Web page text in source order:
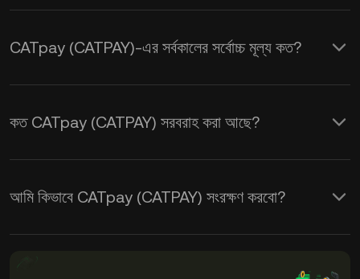
CATpay (CATPAY)-এর সর্বকালের সর্বোচ্চ মূল্য কত?
কত CATpay (CATPAY) সরবরাহ করা আছে?
আমি কিভাবে CATpay (CATPAY) সংরক্ষণ করবো?